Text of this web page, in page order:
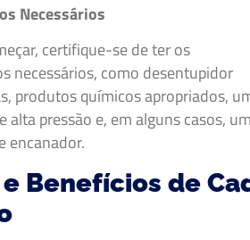
Necessários
certifique-se de ter os
necessários, como desentupidor
produtos químicos apropriados,
alta pressão e, em alguns casos,
encanador.
Benefícios de